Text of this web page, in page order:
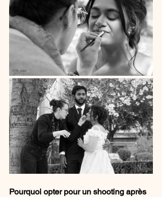
Pourquoi opter pour un shooting après